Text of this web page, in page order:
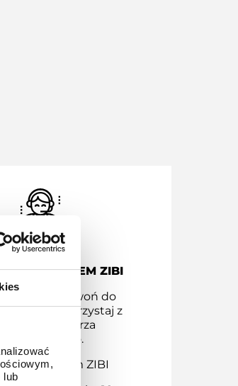
lub
Z SERWISEM ZIBI
pytania? Zadzwoń do
Zibi bądź skorzystaj z
formularza
kontaktowego.
z serwisem ZIBI